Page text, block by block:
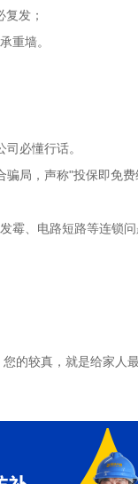
复发；
重墙。
司必懂行话。
骗局，声称"投保即免
霉、电路短路等连锁
的较真，就是给家人最